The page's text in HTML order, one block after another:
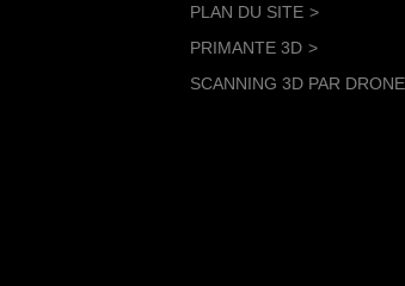
PLAN DU SITE
PRIMANTE 3D
SCANNING 3D PAR DRONE